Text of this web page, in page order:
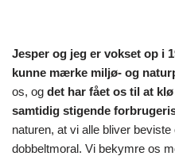
Jesper og jeg er vokset op i
kunne mærke miljø- og
os, og det har fået os til at
samtidig stigende
naturen, at vi alle bliver
dobbeltmoral. Vi bekymre os